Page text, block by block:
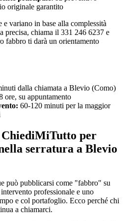
originale garantito
e variano in base alla complessità
precisa, chiama il 331 246 6237 e
fabbro ti darà un orientamento
dalla chiamata a Blevio (Como)
ore, su appuntamento
60-120 minuti per la maggior
ChiediMiTutto per
serratura a Blevio
può pubblicarsi come "fabbro" su
professionale e uno
e col portafoglio. Ecco perché chi
a chiamarci.